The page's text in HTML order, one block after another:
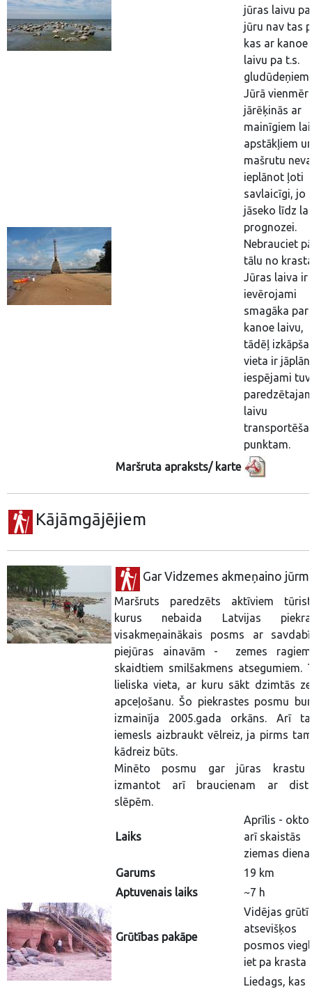
jūras laivu pa
jūru nav tas
kas ar kanoe
laivu pa t.s.
gludūdeņiem.
Jūrā vienmēr
jārēķinās ar
mainīgiem
apstākļiem
mašrutu
ieplānot ļoti
savlaicīgi, jo
jāseko līdz
prognozei.
Nebrauciet
tālu no
Jūras laiva ir
ievērojami
smagāka par
kanoe laivu,
tādēļ
vieta ir
iespējami
laivu
punktam.
Maršruta apraksts/ karte
Kājāmgājējiem
Gar Vidzemes akmeņaino
Maršruts paredzēts aktīviem
kurus nebaida Latvijas
visakmeņainākais posms ar
piejūras ainavām - zemes
skaidtiem smilšakmens atsegumiem.
lieliska vieta, ar kuru sākt dzimtās
apceļošanu. Šo piekrastes posmu
izmainīja 2005.gada orkāns. Arī
iemesls aizbraukt vēlreiz, ja pirms
kādreiz būts.
Minēto posmu gar jūras krastu
izmantot arī braucienam ar
slēpēm.
Laiks
Aprīlis -
arī skaistās
ziemas
Garums
19 km
Aptuvenais laiks
~7 h
Grūtības pakāpe
Vidējas
atsevišķos
posmos
iet pa krasta
Liedags, kas